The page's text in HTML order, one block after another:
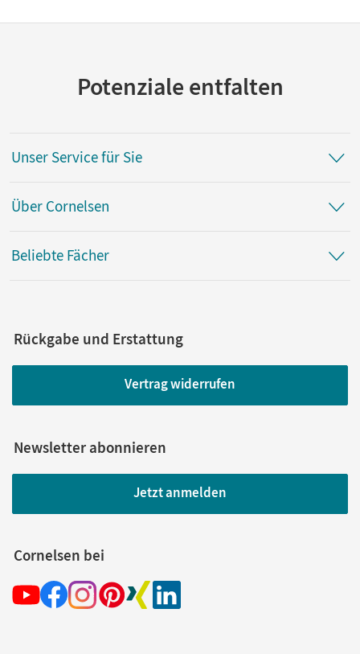
Potenziale entfalten
Unser Service für Sie
Über Cornelsen
Beliebte Fächer
Rückgabe und Erstattung
Vertrag widerrufen
Newsletter abonnieren
Jetzt anmelden
Cornelsen bei